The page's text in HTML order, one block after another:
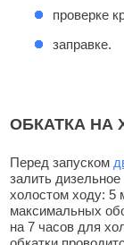
проверке
заправке.
ОБКАТКА НА
Перед запуском
залить
холостом ходу: 5
максимальных
на 7 часов для